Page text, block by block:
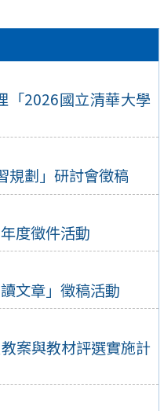
「2026國立清華大學
規劃」研討會徵稿
度徵件活動
文章」徵稿活動
案與教材評選實施計